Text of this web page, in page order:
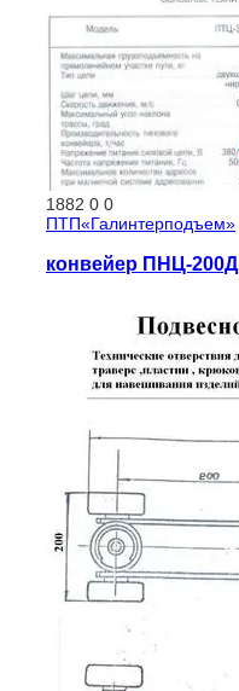
1882 0 0
ПТП«Галинтерподъем»
конвейер ПНЦ-200Д